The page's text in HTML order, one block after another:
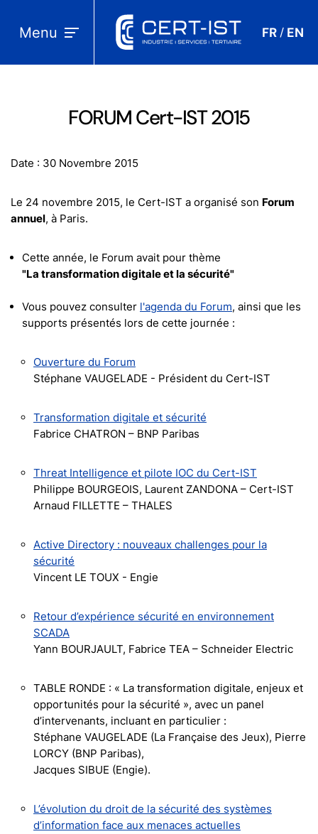
Menu FR / EN
FORUM Cert-IST 2015
Date : 30 Novembre 2015
Le 24 novembre 2015, le Cert-IST a organisé son Forum
annuel, à Paris.
Cette année, le Forum avait pour thème
"La transformation digitale et la sécurité"
Vous pouvez consulter l'agenda du Forum, ainsi que les
supports présentés lors de cette journée :
Ouverture du Forum
Stéphane VAUGELADE - Président du Cert-IST
Transformation digitale et sécurité
Fabrice CHATRON – BNP Paribas
Threat Intelligence et pilote IOC du Cert-IST
Philippe BOURGEOIS, Laurent ZANDONA – Cert-IST
Arnaud FILLETTE – THALES
Active Directory : nouveaux challenges pour la
sécurité
Vincent LE TOUX - Engie
Retour d’expérience sécurité en environnement
SCADA
Yann BOURJAULT, Fabrice TEA – Schneider Electric
TABLE RONDE : « La transformation digitale, enjeux et
opportunités pour la sécurité », avec un panel
d’intervenants, incluant en particulier :
Stéphane VAUGELADE (La Française des Jeux), Pierre
LORCY (BNP Paribas),
Jacques SIBUE (Engie).
L’évolution du droit de la sécurité des systèmes
d’information face aux menaces actuelles